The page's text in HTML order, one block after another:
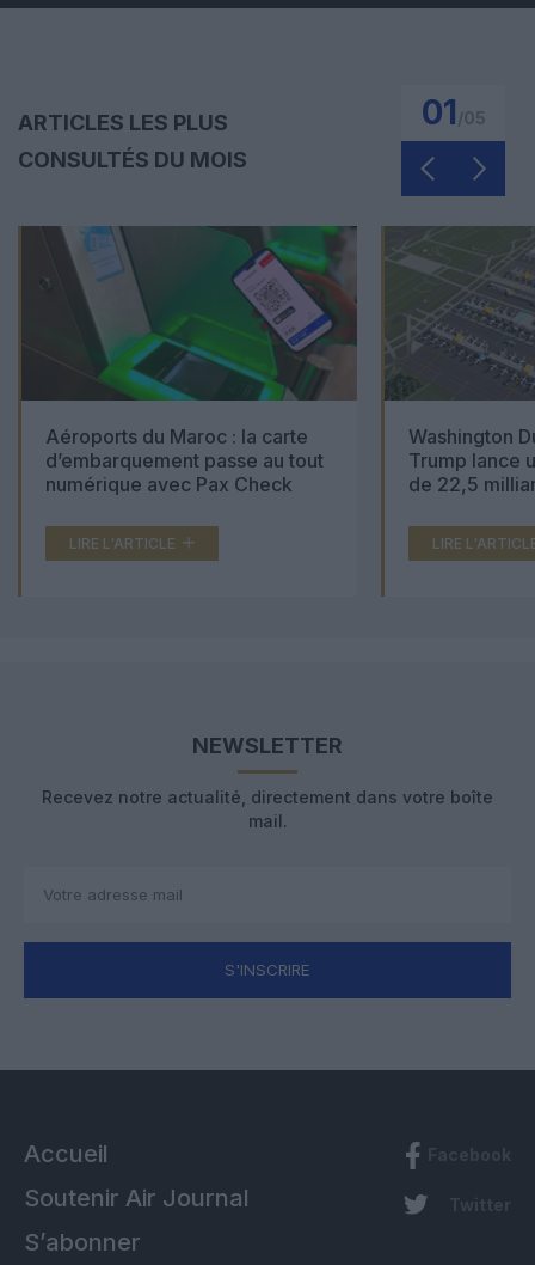
ARTICLES LES PLUS
CONSULTÉS DU MOIS
01
Aéroports du Maroc : la carte
d’embarquement passe au tout
numérique avec Pax Check
LIRE L'ARTICLE
Washington
Trump lance
de 22,5
LIRE
NEWSLETTER
Recevez notre actualité, directement dans votre boîte
mail.
S'INSCRIRE
Accueil
Soutenir Air Journal
S’abonner